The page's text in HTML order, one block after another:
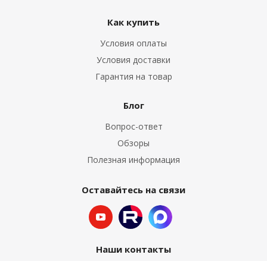
Как купить
Условия оплаты
Условия доставки
Гарантия на товар
Блог
Вопрос-ответ
Обзоры
Полезная информация
Оставайтесь на связи
Наши контакты